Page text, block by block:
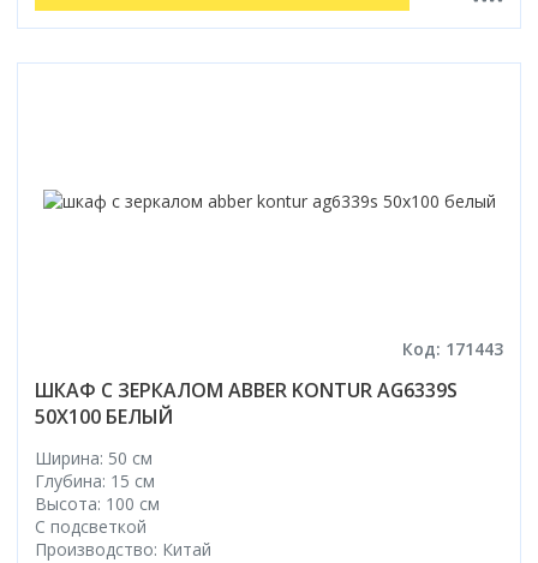
Код: 171443
ШКАФ С ЗЕРКАЛОМ ABBER KONTUR AG6339S
50X100 БЕЛЫЙ
Ширина: 50 см
Глубина: 15 см
Высота: 100 см
С подсветкой
Производство: Китай